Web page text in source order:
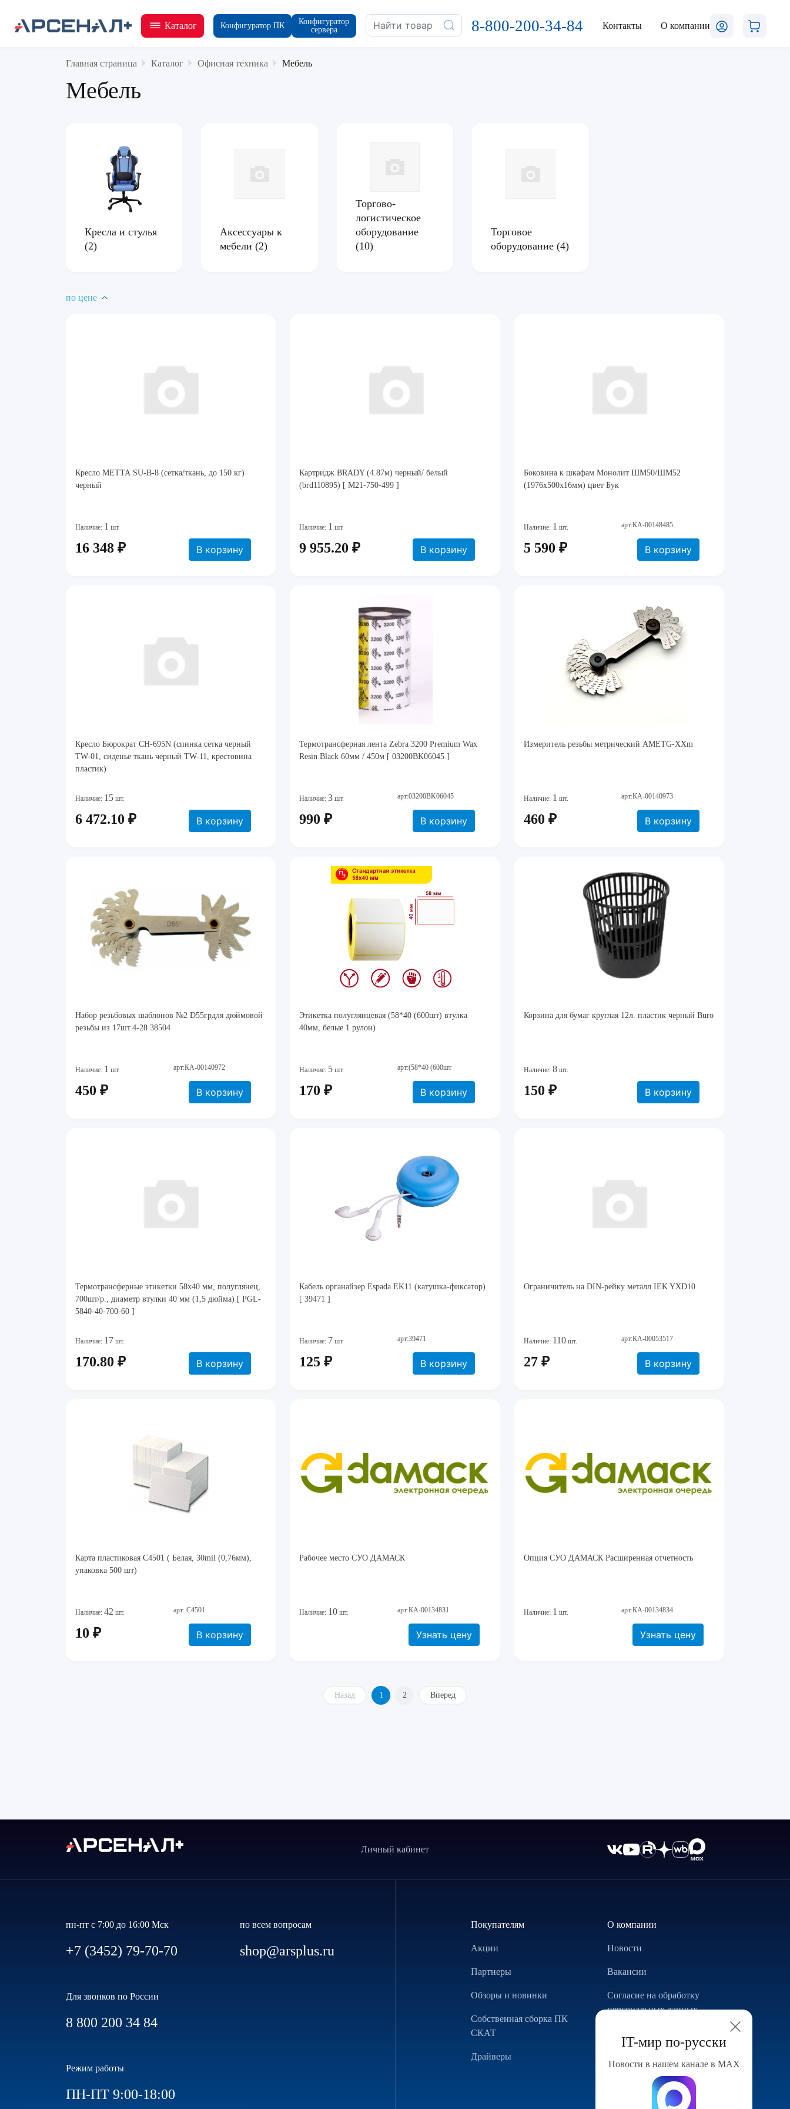
Каталог Конфигуратор ПК
Конфигуратор
сервера
8-800-200-34-84 Контакты О компании
Главная страница Каталог Офисная техника Мебель
Мебель
Кресла и стулья
(2)
Аксессуары к
мебели(2)
Торгово-
логистическое
оборудование
(10)
Торговое
оборудование(4)
по цене
Кресло МЕТТА SU-B-8 (сетка/ткань, до 150 кг)
черный
Наличие: 1 шт.
16 348 ₽ В корзину
Картридж BRADY (4.87м) черный/ белый
(brd110895) [ M21-750-499 ]
Наличие: 1 шт.
9 955.20 ₽ В корзину
Боковина к шкафам Монолит ШМ50/ШМ52
(1976x500x16мм) цвет Бук
Наличие: 1 шт. арт:КА-00148485
5 590 ₽ В корзину
Кресло Бюрократ CH-695N (спинка сетка черный
TW-01, сиденье ткань черный TW-11, крестовина
пластик)
Наличие: 15 шт.
6 472.10 ₽ В корзину
Термотрансферная лента Zebra 3200 Premium Wax
Resin Black 60мм / 450м [ 03200BK06045 ]
Наличие:3 шт. арт:03200BK06045
990 ₽ В корзину
Измеритель резьбы метрический AMETG-XXm
Наличие: 1 шт. арт:КА-00140973
460 ₽ В корзину
Набор резьбовых шаблонов №2 D55грдля дюймовой
резьбы из 17шт.4-28 38504
Наличие: 1 шт. арт:КА-00140972
450 ₽ В корзину
Этикетка полуглянцевая (58*40 (600шт) втулка
40мм, белые 1 рулон)
Наличие: 5 шт. арт:(58*40 (600шт
170 ₽ В корзину
Корзина для бумаг круглая 12л. пластик черный Buro
Наличие: 8шт.
150 ₽ В корзину
Термотрансферные этикетки 58х40 мм, полуглянец,
700шт/р., диаметр втулки 40 мм (1,5 дюйма) [ PGL-
5840-40-700-60 ]
Наличие: 17 шт.
170.80 ₽ В корзину
Кабель органайзер Espada EK11 (катушка-фиксатор)
[ 39471 ]
Наличие: 7 шт. арт:39471
125 ₽ В корзину
Ограничитель на DIN-рейку металл IEK YXD10
Наличие: 110шт. арт:КА-00053517
27 ₽ В корзину
Карта пластиковая C4501 ( Белая, 30mil (0,76мм),
упаковка 500 шт)
Наличие: 42 шт. арт: C4501
10 ₽ В корзину
Рабочее место СУО ДАМАСК
Наличие: 10 шт. арт:КА-00134831
Узнать цену
Опция СУО ДАМАСК Расширенная отчетность
Наличие: 1 шт. арт:КА-00134834
Узнать цену
Назад 1 2 Вперед
IT-мир по-русски
Новости в нашем канале в МАХ
Личный кабинет
пн-пт с 7:00 до 16:00 Мск
+7 (3452) 79-70-70
по всем вопросам
shop@arsplus.ru
Для звонков по России
8 800 200 34 84
Режим работы
ПН-ПТ 9:00-18:00
Покупателям
Акции
Партнеры
Обзоры и новинки
Собственная сборка ПК
СКАТ
Драйверы
О компании
Новости
Вакансии
Согласие на обработку
персональных данных
Конфигуратор компьютера